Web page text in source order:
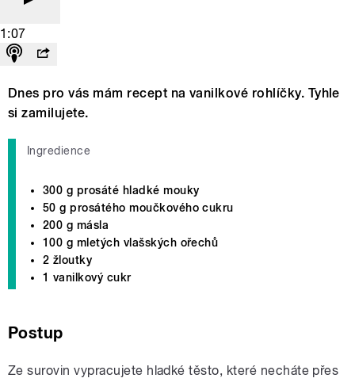
1:07
Dnes pro vás mám recept na vanilkové rohlíčky. Tyhle
si zamilujete.
Ingredience
300 g prosáté hladké mouky
50 g prosátého moučkového cukru
200 g másla
100 g mletých vlašských ořechů
2 žloutky
1 vanilkový cukr
Postup
Ze surovin vypracujete hladké těsto, které necháte přes